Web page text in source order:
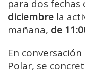
para dos fechas
diciembre la
mañana, de
En
Polar, se